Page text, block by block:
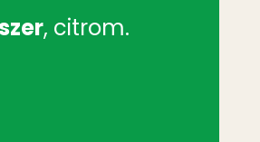
, citrom.